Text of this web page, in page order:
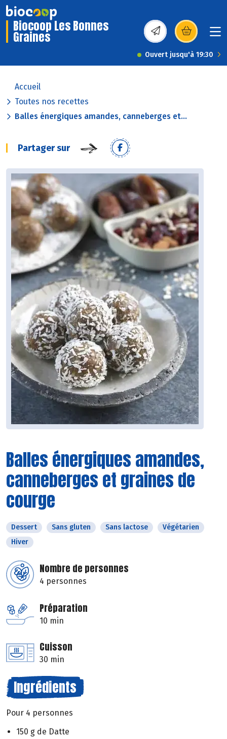
Biocoop Les Bonnes
Graines (s’ouvre dans une
Ouvert jusqu'à 19:30
Accueil
Toutes nos recettes
Balles énergiques amandes, canneberges et...
Partager sur
Balles énergiques amandes,
canneberges et graines de
courge
Dessert Sans gluten Sans lactose
Végétarien
Hiver
Nombre de personnes
4 personnes
Préparation
10 min
Cuisson
30 min
Ingrédients
Pour 4 personnes
150 g de Datte